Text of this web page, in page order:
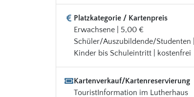
Platzkategorie / Kartenpreis
Erwachsene | 5,00 €
Schüler/Auszubildende/Studenten
Kinder bis Schuleintritt | kostenfrei
Kartenverkauf/Kartenreservierung
TouristInformation im Lutherhaus